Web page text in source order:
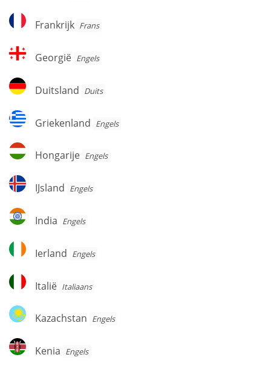
Frankrijk
Frankrijk Frans
Georgië
Georgië Engels
Duitsland
Duitsland Duits
Griekenland
Griekenland Engels
Hongarije
Hongarije Engels
IJsland
IJsland Engels
India
India Engels
Ierland
Ierland Engels
Italië
Italië Italiaans
Kazachstan
Kazachstan Engels
Kenia
Kenia Engels